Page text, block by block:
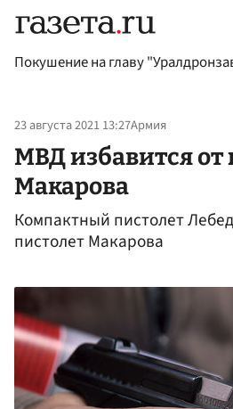
Покушение на главу
23 августа 2021 13:27Армия
МВД избавится от
Макарова
Компактный пистолет
пистолет Макарова